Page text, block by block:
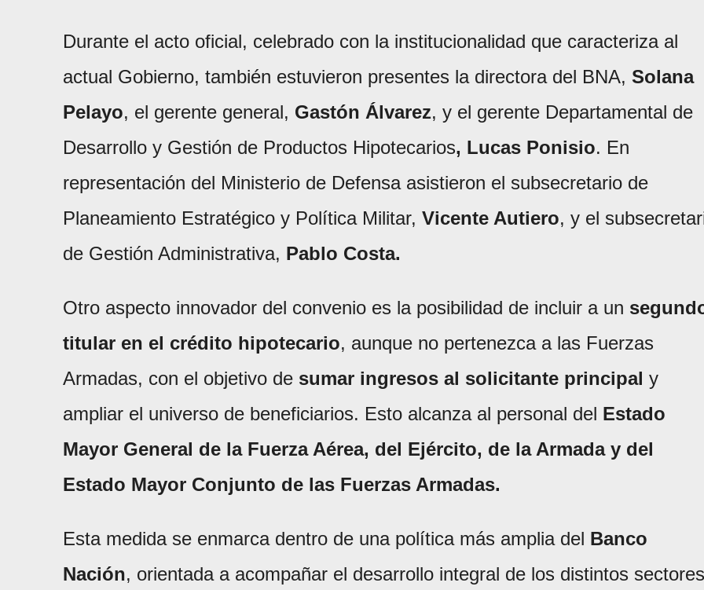
Durante el acto oficial, celebrado con la institucionalidad que caracteriza al
actual Gobierno, también estuvieron presentes la directora del BNA, Solana
Pelayo, el gerente general, Gastón Álvarez, y el gerente Departamental de
Desarrollo y Gestión de Productos Hipotecarios, Lucas Ponisio. En
representación del Ministerio de Defensa asistieron el subsecretario de
Planeamiento Estratégico y Política Militar, Vicente Autiero, y el
de Gestión Administrativa, Pablo Costa.
Otro aspecto innovador del convenio es la posibilidad de incluir a un
titular en el crédito hipotecario, aunque no pertenezca a las Fuerzas
Armadas, con el objetivo de sumar ingresos al solicitante principal y
ampliar el universo de beneficiarios. Esto alcanza al personal del Estado
Mayor General de la Fuerza Aérea, del Ejército, de la Armada y del
Estado Mayor Conjunto de las Fuerzas Armadas.
Esta medida se enmarca dentro de una política más amplia del Banco
Nación, orientada a acompañar el desarrollo integral de los distintos sectores